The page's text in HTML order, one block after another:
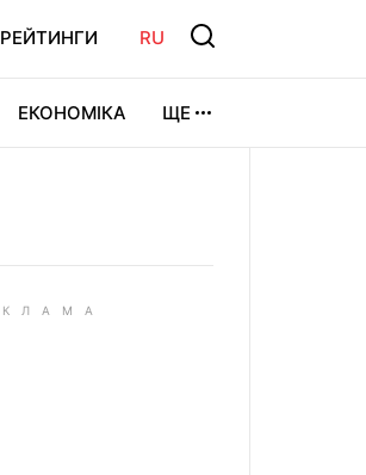
РЕЙТИНГИ RU
ЕКОНОМІКА ЩЕ